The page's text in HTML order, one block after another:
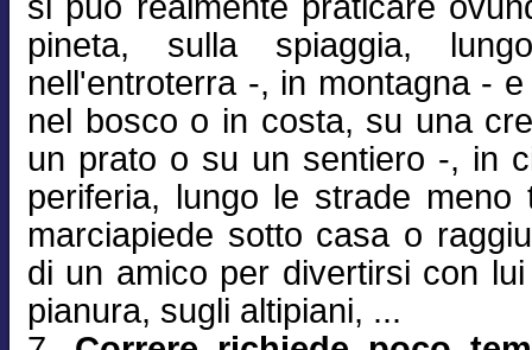
pineta, sulla spiaggia,
nell'entroterra -, in montagna -
nel bosco o in costa, su una
un prato o su un sentiero -, in
periferia, lungo le strade meno
marciapiede sotto casa o
di un amico per divertirsi con
pianura, sugli altipiani, ...